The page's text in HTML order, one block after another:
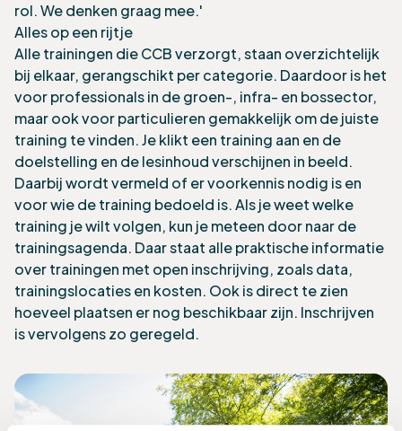
rol. We denken graag mee.'
Alles op een rijtje
Alle trainingen die CCB verzorgt, staan overzichtelijk
bij elkaar, gerangschikt per categorie. Daardoor is het
voor professionals in de groen-, infra- en bossector,
maar ook voor particulieren gemakkelijk om de juiste
training te vinden. Je klikt een training aan en de
doelstelling en de lesinhoud verschijnen in beeld.
Daarbij wordt vermeld of er voorkennis nodig is en
voor wie de training bedoeld is. Als je weet welke
training je wilt volgen, kun je meteen door naar de
trainingsagenda. Daar staat alle praktische informatie
over trainingen met open inschrijving, zoals data,
trainingslocaties en kosten. Ook is direct te zien
hoeveel plaatsen er nog beschikbaar zijn. Inschrijven
is vervolgens zo geregeld.